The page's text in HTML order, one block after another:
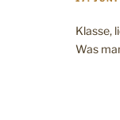
Klasse,
Was